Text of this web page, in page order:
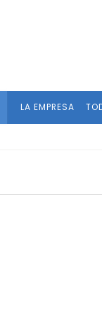
LA EMPRESA